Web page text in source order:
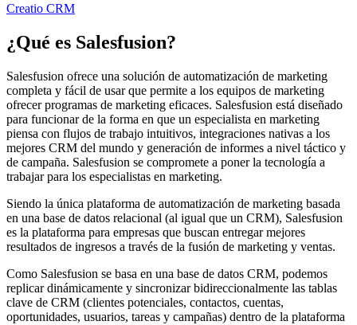
Creatio CRM
¿Qué es Salesfusion?
Salesfusion ofrece una solución de automatización de marketing
completa y fácil de usar que permite a los equipos de marketing
ofrecer programas de marketing eficaces. Salesfusion está diseñado
para funcionar de la forma en que un especialista en marketing
piensa con flujos de trabajo intuitivos, integraciones nativas a los
mejores CRM del mundo y generación de informes a nivel táctico y
de campaña. Salesfusion se compromete a poner la tecnología a
trabajar para los especialistas en marketing.
Siendo la única plataforma de automatización de marketing basada
en una base de datos relacional (al igual que un CRM), Salesfusion
es la plataforma para empresas que buscan entregar mejores
resultados de ingresos a través de la fusión de marketing y ventas.
Como Salesfusion se basa en una base de datos CRM, podemos
replicar dinámicamente y sincronizar bidireccionalmente las tablas
clave de CRM (clientes potenciales, contactos, cuentas,
oportunidades, usuarios, tareas y campañas) dentro de la plataforma